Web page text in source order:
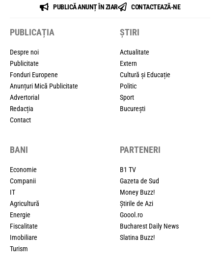
PUBLICĂ ANUNȚ ÎN ZIAR
CONTACTEAZĂ-NE
PUBLICAȚIA
Despre noi
Publicitate
Fonduri Europene
Anunțuri Mică Publicitate
Advertorial
Redacția
Contact
ȘTIRI
Actualitate
Extern
Cultură și Educație
Politic
Sport
București
BANI
Economie
Companii
IT
Agricultură
Energie
Fiscalitate
Imobiliare
Turism
PARTENERI
B1 TV
Gazeta de Sud
Money Buzz!
Știrile de Azi
Goool.ro
Bucharest Daily News
Slatina Buzz!